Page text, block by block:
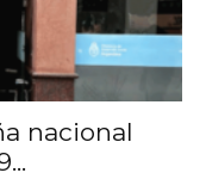
nacional